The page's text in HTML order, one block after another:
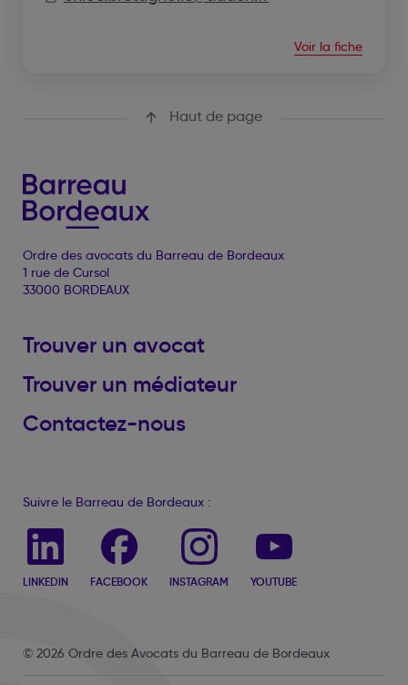
Voir la fiche
Haut de page
Ordre des avocats du Barreau de Bordeaux
1 rue de Cursol
33000 BORDEAUX
Trouver un avocat
Trouver un médiateur
Contactez-nous
Suivre le Barreau de Bordeaux :
LINKEDIN FACEBOOK INSTAGRAM YOUTUBE
© 2026 Ordre des Avocats du Barreau de Bordeaux